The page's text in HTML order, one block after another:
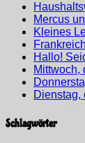
Mercus
Kleines
Hallo!
Mittwoch,
Dienstag,
Schlagwörter